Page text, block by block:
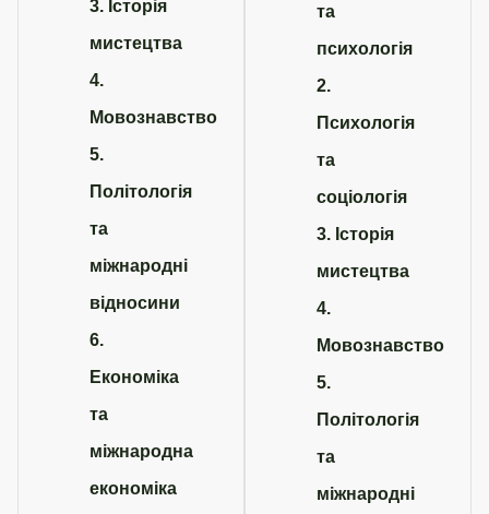
3. Історія
мистецтва
4.
Мовознавство
5.
Політологія
та
міжнародні
відносини
6.
Економіка
та
міжнародна
економіка
та
психологія
2.
Психологія
та
соціологія
3. Історія
мистецтва
4.
Мовознавство
5.
Політологія
та
міжнародні